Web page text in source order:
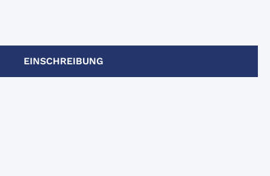
EINSCHREIBUNG